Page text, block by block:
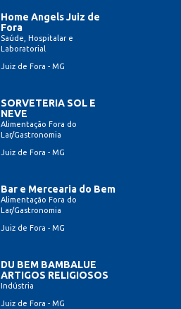
Home Angels Juiz de
Fora
Saúde, Hospitalar e
Laboratorial
Juiz de Fora - MG
SORVETERIA SOL E
NEVE
Alimentação Fora do
Lar/Gastronomia
Juiz de Fora - MG
Bar e Mercearia do Bem
Alimentação Fora do
Lar/Gastronomia
Juiz de Fora - MG
DU BEM BAMBALUE
ARTIGOS RELIGIOSOS
Indústria
Juiz de Fora - MG